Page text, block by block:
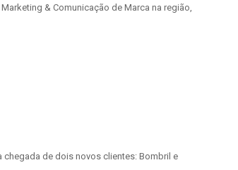
& Comunicação de Marca na região,
chegada de dois novos clientes: Bombril e